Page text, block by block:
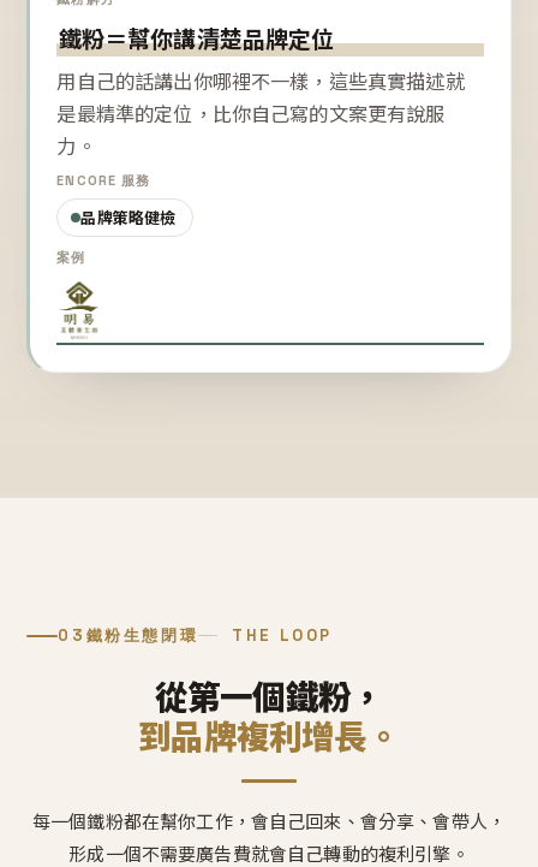
鐵粉＝幫你講清楚品牌定位
用自己的話講出你哪裡不一樣，這些真實描述就
是最精準的定位，比你自己寫的文案更有說服
力。
ENCORE 服務
品牌策略健檢
案例
03 鐵粉生態閉環 THE LOOP
從第一個鐵粉，
到品牌複利增長。
每一個鐵粉都在幫你工作，會自己回來、會分享、會帶人，
形成一個不需要廣告費就會自己轉動的複利引擎。